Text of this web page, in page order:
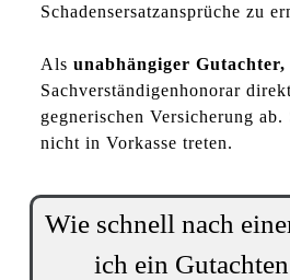
Schadensersatzansprüche zu
Als unabhängiger Gutachter,
Sachverständigenhonorar
gegnerischen Versicherung ab.
nicht in Vorkasse treten.
Wie schnell nach
ich ein